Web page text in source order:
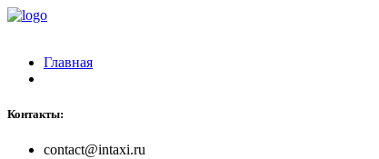
Главная
Контакты:
contact@intaxi.ru